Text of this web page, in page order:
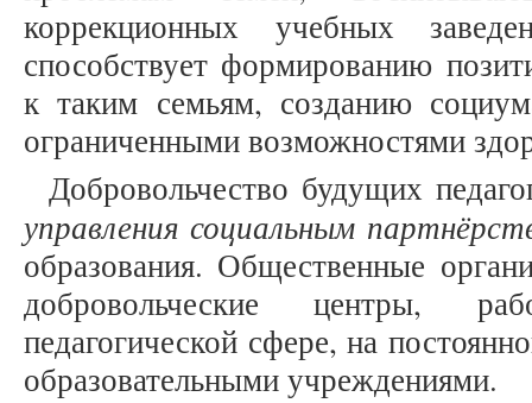
коррекционных учебных
способствует формированию
к таким семьям, созданию
ограниченными возможностями
Добровольчество будущих
управления социальным
образования. Общественные
добровольческие центры,
педагогической сфере, на
образовательными учреждениями.